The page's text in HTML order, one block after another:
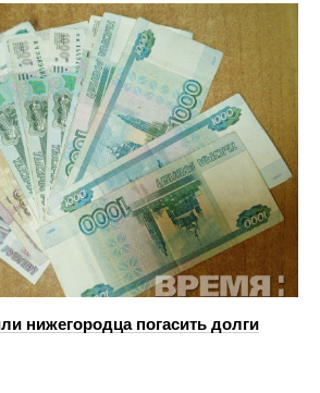
нижегородца погасить долги